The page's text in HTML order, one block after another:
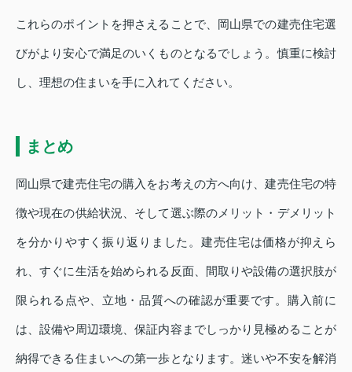
これらのポイントを押さえることで、岡山県での建売住宅選
びがより安心で満足のいくものとなるでしょう。慎重に検討
し、理想の住まいを手に入れてください。
まとめ
岡山県で建売住宅の購入をお考えの方へ向け、建売住宅の特
徴や現在の供給状況、そして選ぶ際のメリット・デメリット
を分かりやすく振り返りました。建売住宅は価格が抑えら
れ、すぐに生活を始められる反面、間取りや設備の選択肢が
限られる点や、立地・品質への確認が重要です。購入前に
は、設備や周辺環境、保証内容までしっかり見極めることが
納得できる住まいへの第一歩となります。迷いや不安を解消